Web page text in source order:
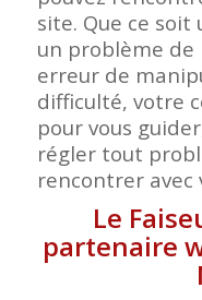
site. Que ce
un problème
erreur de
difficulté, votre
pour vous
régler tout
rencontrer avec
Le
partenaire